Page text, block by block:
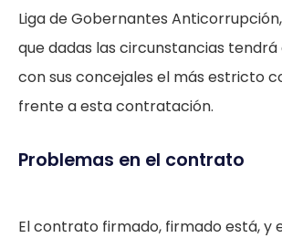
Liga de Gobernantes
que dadas las circunstancias
con sus concejales el más estricto
frente a esta contratación.
Problemas en el contrato
El contrato firmado, firmado está, y